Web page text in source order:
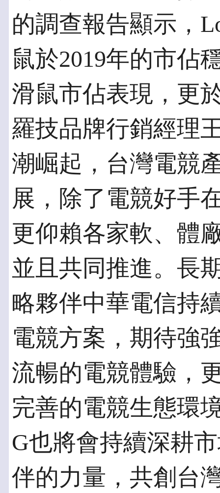
的調查報告顯示，
鼠於2019年的市佔
滑鼠市佔表現，更
羅技品牌行銷經理
潮崛起，台灣電競
展，除了電競好手
更仰賴各家軟、體
並且共同推進。長
略夥伴中華電信持
電競方案，期待強
流暢的電競體驗，
完善的電競生態環
G也將會持續深耕
伴的力量，共創台